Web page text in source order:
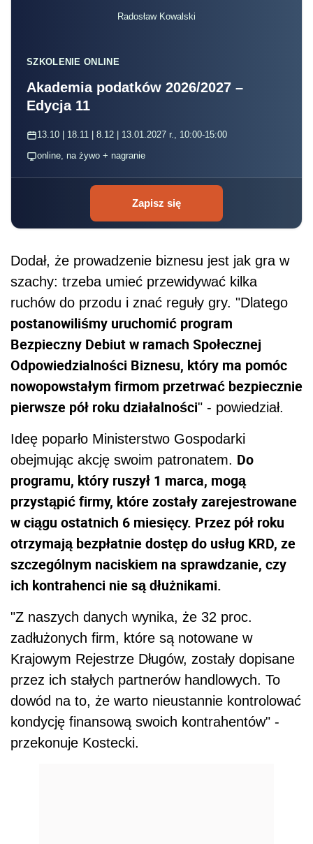
Radosław Kowalski
SZKOLENIE ONLINE
Akademia podatków 2026/2027 –
Edycja 11
13.10 | 18.11 | 8.12 | 13.01.2027 r., 10:00-15:00
online, na żywo + nagranie
Zapisz się
Dodał, że prowadzenie biznesu jest jak gra w
szachy: trzeba umieć przewidywać kilka
ruchów do przodu i znać reguły gry. "Dlatego
postanowiliśmy uruchomić program
Bezpieczny Debiut w ramach Społecznej
Odpowiedzialności Biznesu, który ma pomóc
nowopowstałym firmom przetrwać bezpiecznie
pierwsze pół roku działalności" - powiedział.
Ideę poparło Ministerstwo Gospodarki
obejmując akcję swoim patronatem. Do
programu, który ruszył 1 marca, mogą
przystąpić firmy, które zostały zarejestrowane
w ciągu ostatnich 6 miesięcy. Przez pół roku
otrzymają bezpłatnie dostęp do usług KRD, ze
szczególnym naciskiem na sprawdzanie, czy
ich kontrahenci nie są dłużnikami.
"Z naszych danych wynika, że 32 proc.
zadłużonych firm, które są notowane w
Krajowym Rejestrze Długów, zostały dopisane
przez ich stałych partnerów handlowych. To
dowód na to, że warto nieustannie kontrolować
kondycję finansową swoich kontrahentów" -
przekonuje Kostecki.